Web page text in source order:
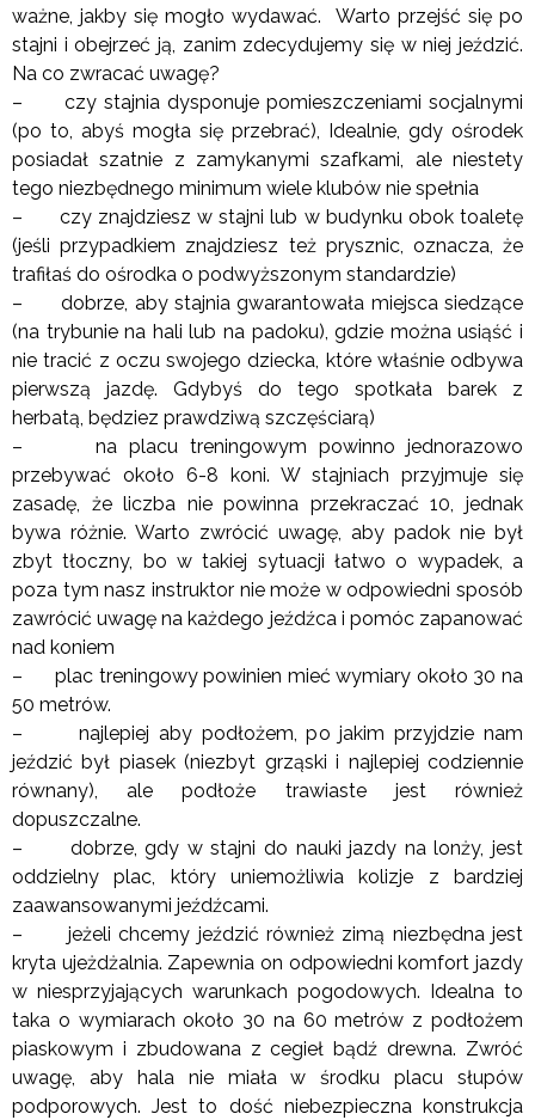
ważne, jakby się mogło wydawać. Warto przejść się po
stajni i obejrzeć ją, zanim zdecydujemy się w niej jeździć.
Na co zwracać uwagę?
– czy stajnia dysponuje pomieszczeniami socjalnymi
(po to, abyś mogła się przebrać), Idealnie, gdy ośrodek
posiadał szatnie z zamykanymi szafkami, ale niestety
tego niezbędnego minimum wiele klubów nie spełnia
– czy znajdziesz w stajni lub w budynku obok toaletę
(jeśli przypadkiem znajdziesz też prysznic, oznacza, że
trafiłaś do ośrodka o podwyższonym standardzie)
– dobrze, aby stajnia gwarantowała miejsca siedzące
(na trybunie na hali lub na padoku), gdzie można usiąść i
nie tracić z oczu swojego dziecka, które właśnie odbywa
pierwszą jazdę. Gdybyś do tego spotkała barek z
herbatą, będziez prawdziwą szczęściarą)
– na placu treningowym powinno jednorazowo
przebywać około 6-8 koni. W stajniach przyjmuje się
zasadę, że liczba nie powinna przekraczać 10, jednak
bywa różnie. Warto zwrócić uwagę, aby padok nie był
zbyt tłoczny, bo w takiej sytuacji łatwo o wypadek, a
poza tym nasz instruktor nie może w odpowiedni sposób
zawrócić uwagę na każdego jeźdźca i pomóc zapanować
nad koniem
– plac treningowy powinien mieć wymiary około 30 na
50 metrów.
– najlepiej aby podłożem, po jakim przyjdzie nam
jeździć był piasek (niezbyt grząski i najlepiej codziennie
równany), ale podłoże trawiaste jest również
dopuszczalne.
– dobrze, gdy w stajni do nauki jazdy na lonży, jest
oddzielny plac, który uniemożliwia kolizje z bardziej
zaawansowanymi jeźdźcami.
– jeżeli chcemy jeździć również zimą niezbędna jest
kryta ujeżdżalnia. Zapewnia on odpowiedni komfort jazdy
w niesprzyjających warunkach pogodowych. Idealna to
taka o wymiarach około 30 na 60 metrów z podłożem
piaskowym i zbudowana z cegieł bądź drewna. Zwróć
uwagę, aby hala nie miała w środku placu słupów
podporowych. Jest to dość niebezpieczna konstrukcja